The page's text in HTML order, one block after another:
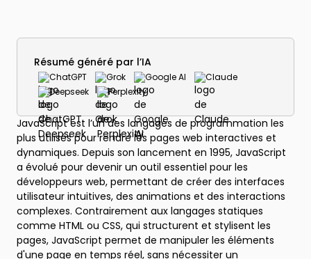
Résumé généré par l’IA
ChatGPT Grok Google AI
Claude
Deepseek
Perplexity
JavaScript est l’un des langages de programmation les
plus utilisés pour rendre les pages web interactives et
dynamiques. Depuis son lancement en 1995, JavaScript
a évolué pour devenir un outil essentiel pour les
développeurs web, permettant de créer des interfaces
utilisateur intuitives, des animations et des interactions
complexes. Contrairement aux langages statiques
comme HTML ou CSS, qui structurent et stylisent les
pages, JavaScript permet de manipuler les éléments
d'une page en temps réel, sans nécessiter un